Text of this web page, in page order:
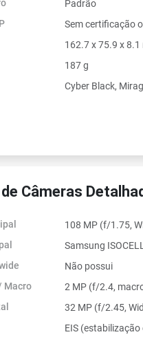
Padrão
Sem certificação
162.7 x 75.9 x 8.1
187 g
Cyber Black,
Câmeras
108 MP (f/1.75,
Samsung
Não possui
Macro
2 MP (f/2.4,
32 MP (f/2.45,
EIS